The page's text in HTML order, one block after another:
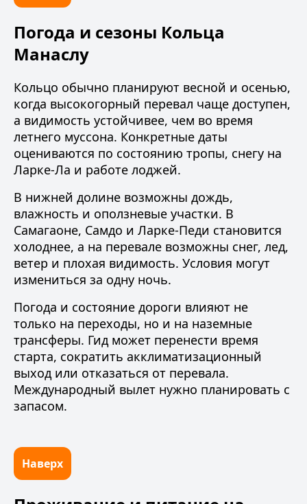
Погода и сезоны Кольца
Манаслу
Кольцо обычно планируют весной и осенью,
когда высокогорный перевал чаще доступен,
а видимость устойчивее, чем во время
летнего муссона. Конкретные даты
оцениваются по состоянию тропы, снегу на
Ларке-Ла и работе лоджей.
В нижней долине возможны дождь,
влажность и оползневые участки. В
Самагаоне, Самдо и Ларке-Педи становится
холоднее, а на перевале возможны снег, лед,
ветер и плохая видимость. Условия могут
измениться за одну ночь.
Погода и состояние дороги влияют не
только на переходы, но и на наземные
трансферы. Гид может перенести время
старта, сократить акклиматизационный
выход или отказаться от перевала.
Международный вылет нужно планировать с
запасом.
Наверх